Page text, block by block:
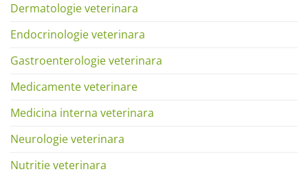
Dermatologie veterinara
Endocrinologie veterinara
Gastroenterologie veterinara
Medicamente veterinare
Medicina interna veterinara
Neurologie veterinara
Nutritie veterinara